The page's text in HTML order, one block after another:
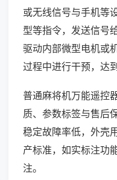
或无线信号与手机等
型等指令，发送信号
驱动内部微型电机或
过程中进行干预，达
普通麻将机万能遥控
质、参数标签与售后
稳定故障率低，外壳
产标准，如实标注功
注。